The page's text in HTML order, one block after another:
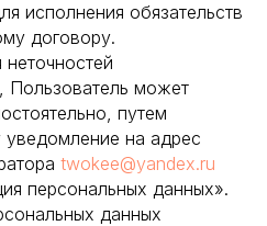
исполнения обязательств
договору.
Пользователь может
путем
уведомление на адрес
twokee@yandex.ru
персональных данных».
данных